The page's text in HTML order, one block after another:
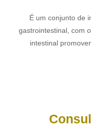
É um conjunto de
gastrointestinal, com
intestinal